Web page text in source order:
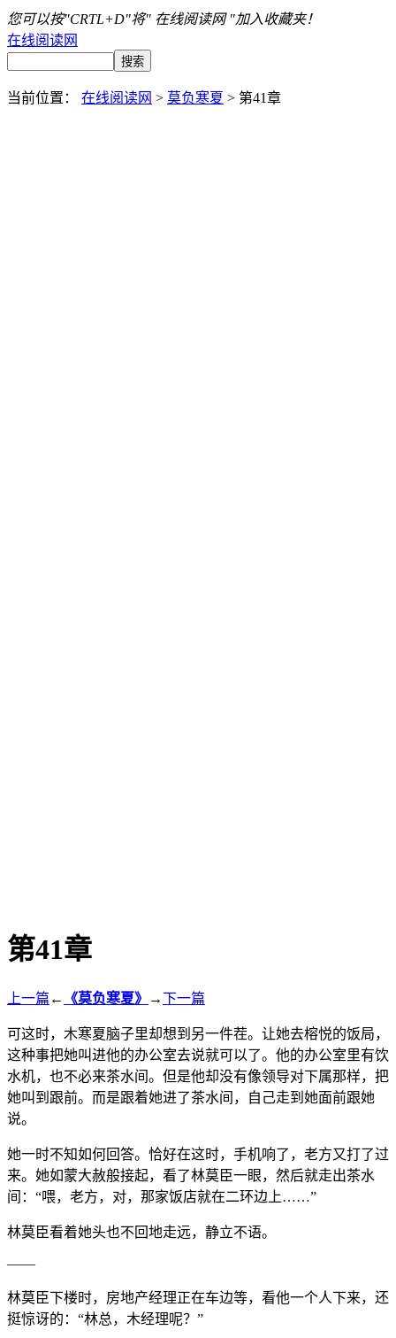
您可以按"CRTL+D"将" 在线阅读网 "加入收藏夹！
在线阅读网
当前位置： 在线阅读网 > 莫负寒夏 > 第41章
第41章
上一篇 ← 《莫负寒夏》 →下一篇
可这时，木寒夏脑子里却想到另一件茬。让她去榕悦的饭局，
这种事把她叫进他的办公室去说就可以了。他的办公室里有饮
水机，也不必来茶水间。但是他却没有像领导对下属那样，把
她叫到跟前。而是跟着她进了茶水间，自己走到她面前跟她
说。
她一时不知如何回答。恰好在这时，手机响了，老方又打了过
来。她如蒙大赦般接起，看了林莫臣一眼，然后就走出茶水
间：“喂，老方，对，那家饭店就在二环边上……”
林莫臣看着她头也不回地走远，静立不语。
——
林莫臣下楼时，房地产经理正在车边等，看他一个人下来，还
挺惊讶的：“林总，木经理呢？”